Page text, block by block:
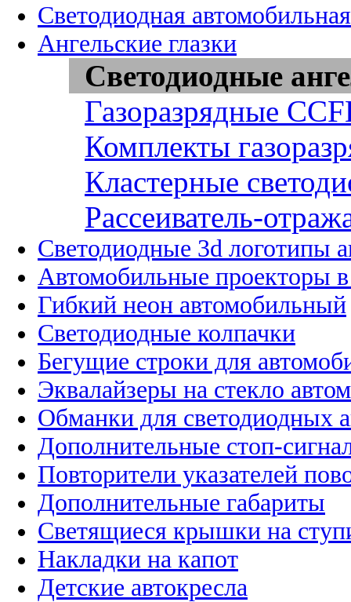
Светодиодная
Ангельские глазки
Светодиодные
Газоразрядные
Комплекты
Кластерные
Рассеиватель-
Светодиодные 3d логотипы
Автомобильные проекторы
Гибкий неон автомобильный
Светодиодные колпачки
Бегущие строки для
Эквалайзеры на стекло
Обманки для светодиодных
Дополнительные стоп-
Повторители указателей
Дополнительные габариты
Светящиеся крышки на
Накладки на капот
Детские автокресла